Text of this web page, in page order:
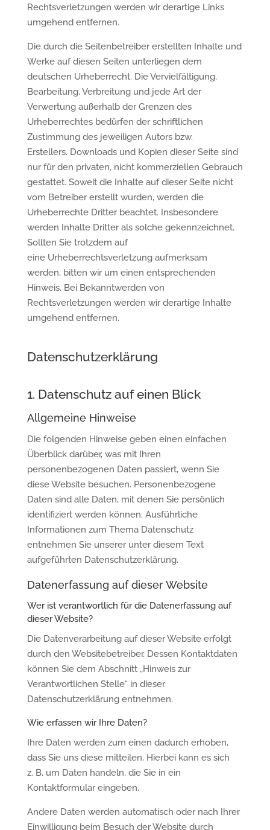
Rechtsverletzungen werden wir derartige Links
umgehend entfernen.
Die durch die Seitenbetreiber erstellten Inhalte und
Werke auf diesen Seiten unterliegen dem
deutschen Urheberrecht. Die Vervielfältigung,
Bearbeitung, Verbreitung und jede Art der
Verwertung außerhalb der Grenzen des
Urheberrechtes bedürfen der schriftlichen
Zustimmung des jeweiligen Autors bzw.
Erstellers. Downloads und Kopien dieser Seite sind
nur für den privaten, nicht kommerziellen Gebrauch
gestattet. Soweit die Inhalte auf dieser Seite nicht
vom Betreiber erstellt wurden, werden die
Urheberrechte Dritter beachtet. Insbesondere
werden Inhalte Dritter als solche gekennzeichnet.
Sollten Sie trotzdem auf
eine Urheberrechtsverletzung aufmerksam
werden, bitten wir um einen entsprechenden
Hinweis. Bei Bekanntwerden von
Rechtsverletzungen werden wir derartige Inhalte
umgehend entfernen.
Datenschutzerklärung
1. Datenschutz auf einen Blick
Allgemeine Hinweise
Die folgenden Hinweise geben einen einfachen
Überblick darüber, was mit Ihren
personenbezogenen Daten passiert, wenn Sie
diese Website besuchen. Personenbezogene
Daten sind alle Daten, mit denen Sie persönlich
identifiziert werden können. Ausführliche
Informationen zum Thema Datenschutz
entnehmen Sie unserer unter diesem Text
aufgeführten Datenschutzerklärung.
Datenerfassung auf dieser Website
Wer ist verantwortlich für die Datenerfassung auf
dieser Website?
Die Datenverarbeitung auf dieser Website erfolgt
durch den Websitebetreiber. Dessen Kontaktdaten
können Sie dem Abschnitt „Hinweis zur
Verantwortlichen Stelle“ in dieser
Datenschutzerklärung entnehmen.
Wie erfassen wir Ihre Daten?
Ihre Daten werden zum einen dadurch erhoben,
dass Sie uns diese mitteilen. Hierbei kann es sich
z. B. um Daten handeln, die Sie in ein
Kontaktformular eingeben.
Andere Daten werden automatisch oder nach Ihrer
Einwilligung beim Besuch der Website durch